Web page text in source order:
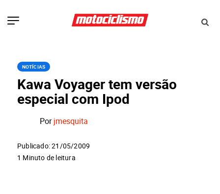
NOTÍCIAS
Kawa Voyager tem versão
especial com Ipod
Porjmesquita
Publicado: 21/05/2009
1 Minuto de leitura